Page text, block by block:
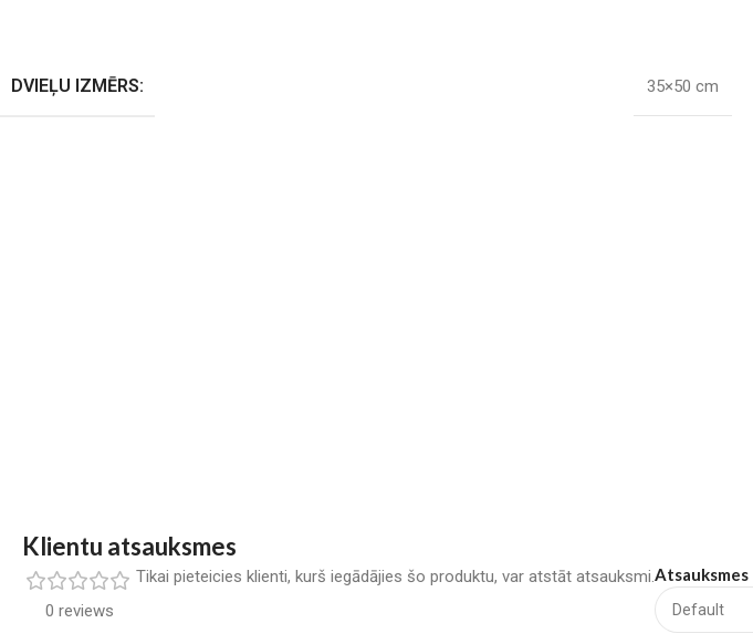
DVIEĻU IZMĒRS: 35×50 cm
Klientu atsauksmes
0 reviews
Atsauksmes
Tikai pieteicies klienti, kurš iegādājies šo produktu, var atstāt atsauksmi.